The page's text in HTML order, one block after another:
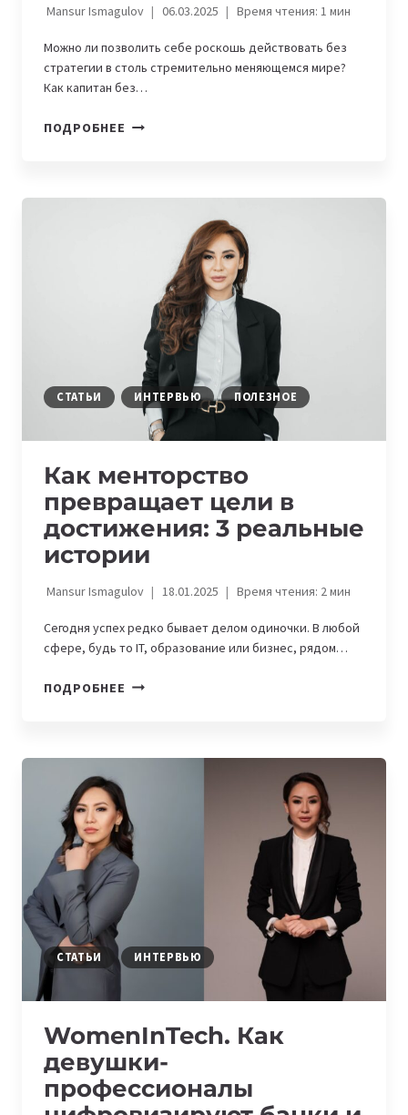
Mansur Ismagulov 06.03.2025 Время чтения: 1мин
Можно ли позволить себе роскошь действовать без
стратегии в столь стремительно меняющемся мире?
Как капитан без…
ПОДРОБНЕЕ IT-
СТАТЬИ ИНТЕРВЬЮ ПОЛЕЗНОЕ
Как менторство
превращает цели в
достижения: 3 реальные
истории
Mansur Ismagulov 18.01.2025 Время чтения: 2мин
Сегодня успех редко бывает делом одиночки. В любой
сфере, будь то IT, образование или бизнес, рядом…
ПОДРОБНЕЕ КАК
3
РЕАЛЬНЫЕ
ИСТОРИИ
СТАТЬИ ИНТЕРВЬЮ
WomenInTech. Как
девушки-
профессионалы